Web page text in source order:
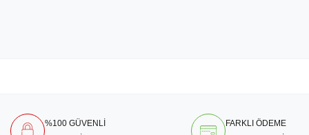
%100 GÜVENLİ
FARKLI ÖDEME